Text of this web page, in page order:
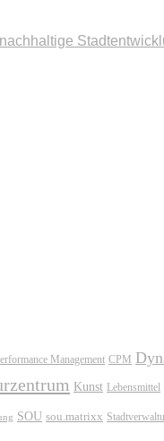
Management CPM
Kunst Lebensmittel
SOU sou.matrixx